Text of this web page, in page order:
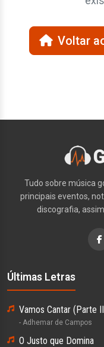
Voltar
Tudo sobre música
principais eventos,
discografia,
Últimas Letras
Vamos Cantar (Parte
- Adhemar de Campos
O Justo que Domina